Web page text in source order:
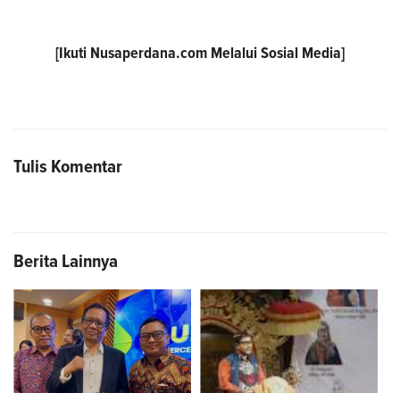
[Ikuti Nusaperdana.com Melalui Sosial Media]
Tulis Komentar
Berita Lainnya